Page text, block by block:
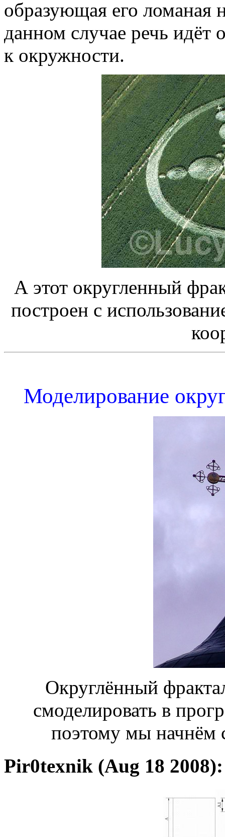
образующая его ломаная
данном случае речь
к окружности.
А этот округленный
построен с
Моделирование
Округлённый
смоделировать в
поэтому мы начнём
Pir0texnik (Aug 18 2008):